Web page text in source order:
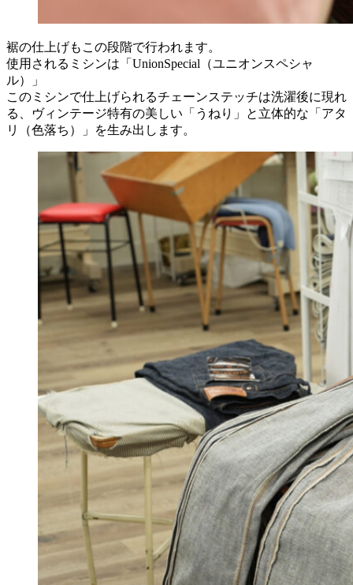
裾の仕上げもこの段階で行われます。
使用されるミシンは「UnionSpecial（ユニオンスペシャ
ル）」
このミシンで仕上げられるチェーンステッチは洗濯後に現れ
る、ヴィンテージ特有の美しい「うねり」と立体的な「アタ
リ（色落ち）」を生み出します。